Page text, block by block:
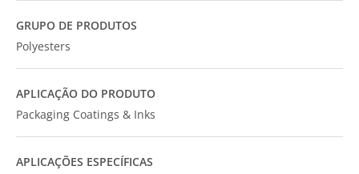
GRUPO DE PRODUTOS
Polyesters
APLICAÇÃO DO PRODUTO
Packaging Coatings & Inks
APLICAÇÕES ESPECÍFICAS